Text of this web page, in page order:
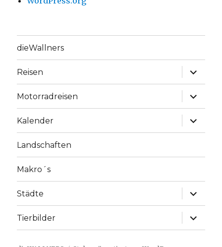
dieWallners
Reisen
Motorradreisen
Kalender
Landschaften
Makro´s
Städte
Tierbilder